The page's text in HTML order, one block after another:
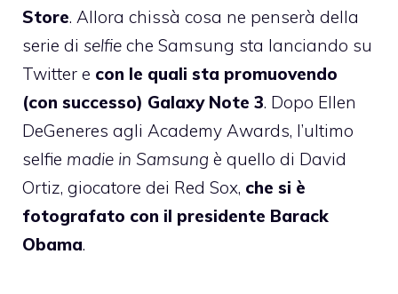
Store. Allora chissà cosa ne penserà della
serie di selfie che Samsung sta lanciando su
Twitter e con le quali sta promuovendo
(con successo) Galaxy Note 3. Dopo Ellen
DeGeneres agli Academy Awards, l’ultimo
selfie madie in Samsung è quello di David
Ortiz, giocatore dei Red Sox, che si è
fotografato con il presidente Barack
Obama.